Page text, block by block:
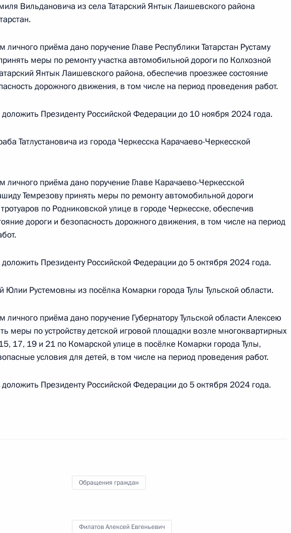
года, вторник
в рабочем порядке по итогам личного приёма в режиме видео-
жительницы Хабаровского края, проведённого по поручению
Федерации начальником Управления Президента
в Приёмной Президента Российской Федерации по приёму граждан
19:04
мер по итогам личного приёма в режиме видео-конференц-связи
края, проведённого по поручению Президента
начальником Управления Президента Российской
обеспечению конституционных прав граждан Татьяной Локаткиной
года
года, понедельник
(меры приняты), данное по итогам личного приёма в режиме
связи жительницы Хабаровского края, проведённого
Президента Российской Федерации Дмитрием Козаком
года, пятница
Федерации заместителем Руководителя Администрации
Вильдановича из села Татарский Янтык Лаишевского района
личного приёма дано поручение Главе Республики Татарстан Рустаму
меры по ремонту участка автомобильной дороги по Колхозной
Янтык Лаишевского района, обеспечив проезжее состояние
дорожного движения, в том числе на период проведения работ.
Президенту Российской Федерации до 10 ноября 2024 года.
Татлустановича из города Черкесска Карачаево-Черкесской
личного приёма дано поручение Главе Карачаево-Черкесской
Темрезову принять меры по ремонту автомобильной дороги
по Родниковской улице в городе Черкесске, обеспечив
дороги и безопасность дорожного движения, в том числе на период
Президенту Российской Федерации до 5 октября 2024 года.
Юлии Рустемовны из посёлка Комарки города Тулы Тульской области.
личного приёма дано поручение Губернатору Тульской области Алексею
меры по устройству детской игровой площадки возле многоквартирных
17, 19 и 21 по Комарской улице в посёлке Комарки города Тулы,
условия для детей, в том числе на период проведения работ.
Президенту Российской Федерации до 5 октября 2024 года.
Обращения граждан
Филатов Алексей Евгеньевич